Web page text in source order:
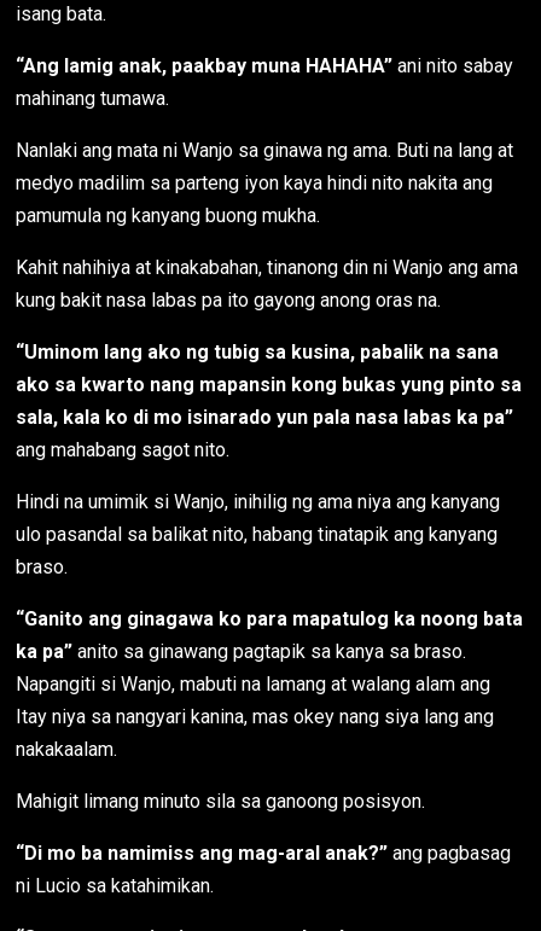
isang bata.
“Ang lamig anak, paakbay muna HAHAHA” ani nito sabay
mahinang tumawa.
Nanlaki ang mata ni Wanjo sa ginawa ng ama. Buti na lang at
medyo madilim sa parteng iyon kaya hindi nito nakita ang
pamumula ng kanyang buong mukha.
Kahit nahihiya at kinakabahan, tinanong din ni Wanjo ang ama
kung bakit nasa labas pa ito gayong anong oras na.
“Uminom lang ako ng tubig sa kusina, pabalik na sana
ako sa kwarto nang mapansin kong bukas yung pinto sa
sala, kala ko di mo isinarado yun pala nasa labas ka pa”
ang mahabang sagot nito.
Hindi na umimik si Wanjo, inihilig ng ama niya ang kanyang
ulo pasandal sa balikat nito, habang tinatapik ang kanyang
braso.
“Ganito ang ginagawa ko para mapatulog ka noong bata
ka pa” anito sa ginawang pagtapik sa kanya sa braso.
Napangiti si Wanjo, mabuti na lamang at walang alam ang
Itay niya sa nangyari kanina, mas okey nang siya lang ang
nakakaalam.
Mahigit limang minuto sila sa ganoong posisyon.
“Di mo ba namimiss ang mag-aral anak?” ang pagbasag
ni Lucio sa katahimikan.